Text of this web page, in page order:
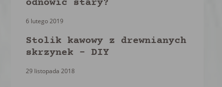
odnowić stary?
6 lutego 2019
Stolik kawowy z drewnianych
skrzynek – DIY
29 listopada 2018